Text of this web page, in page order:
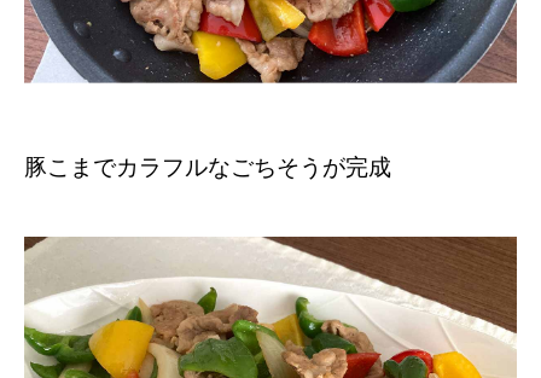
豚こまでカラフルなごちそうが完成